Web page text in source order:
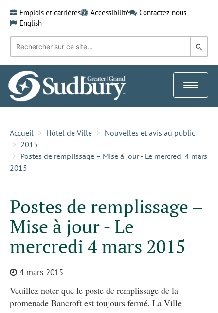
content
Emplois et carrières Accessibilité
Contactez-nous
English
Recherche
mot-
clé:
dans
Toggle
Accueil Hôtel de Ville
Nouvelles et avis au public
2015
Postes de remplissage – Mise à jour - Le mercredi 4 mars
2015
Postes de remplissage –
Mise à jour - Le
mercredi 4 mars 2015
4 mars 2015
Veuillez noter que le poste de remplissage de la
promenade Bancroft est toujours fermé. La Ville